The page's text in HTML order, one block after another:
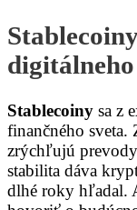
Stablecoiny sa z
finančného sveta.
zrýchľujú
stabilita dáva
dlhé roky hľadal.